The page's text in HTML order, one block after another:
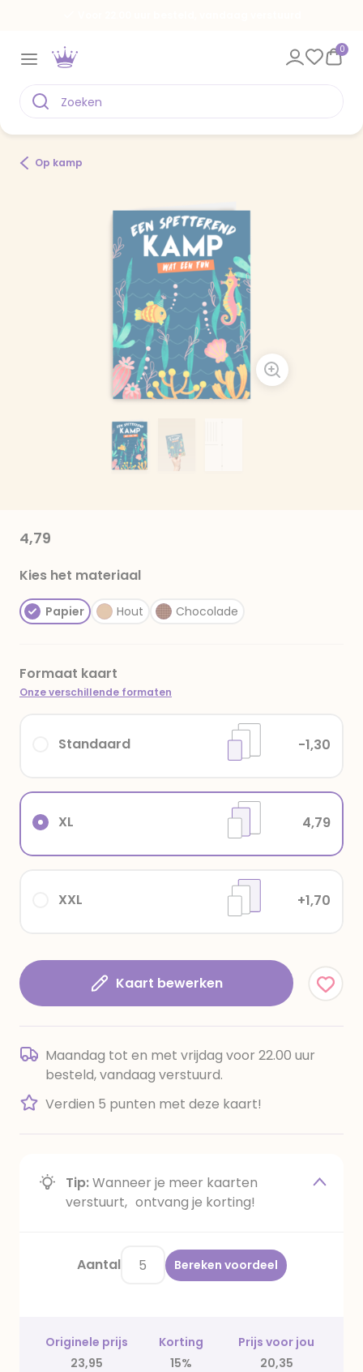
0
Op kamp
4,79
Kies het materiaal
Papier Hout Chocolade
Formaat kaart
Onze verschillende formaten
XXL +1,70
XL 4,79
Standaard -1,30
Kaart bewerken
Maandag tot en met vrijdag voor 22.00 uur
besteld, vandaag verstuurd.
Verdien 5 punten met deze kaart!
Tip:Wanneer je meer kaarten
verstuurt, ontvang je korting!
Aantal Bereken voordeel
Originele prijs Korting
Prijs voor jou
23,95
15% 20,35